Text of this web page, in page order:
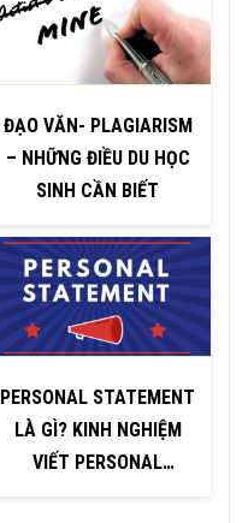
ĐẠO VĂN- PLAGIARISM
– NHỮNG ĐIỀU DU HỌC
SINH CẦN BIẾT
PERSONAL STATEMENT
LÀ GÌ? KINH NGHIỆM
VIẾT PERSONAL